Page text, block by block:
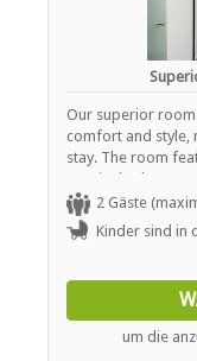
Our superior
comfort and style,
stay. The room
ensuite bathroom
thoughtfully
mountain and city
and enjoy
and high-speed
comfort of a
Guests also have
convenience.
2 Gäste
Kinder sind in
um die